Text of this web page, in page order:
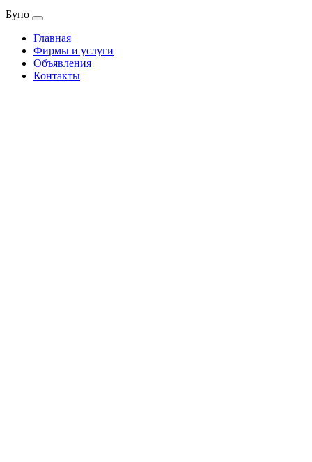
Буно
Главная
Фирмы и услуги
Объявления
Контакты